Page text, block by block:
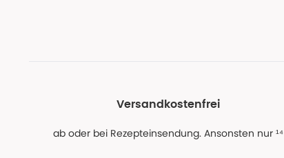
Versandkostenfrei
ab oder bei Rezepteinsendung. Ansonsten nur ¹⁴